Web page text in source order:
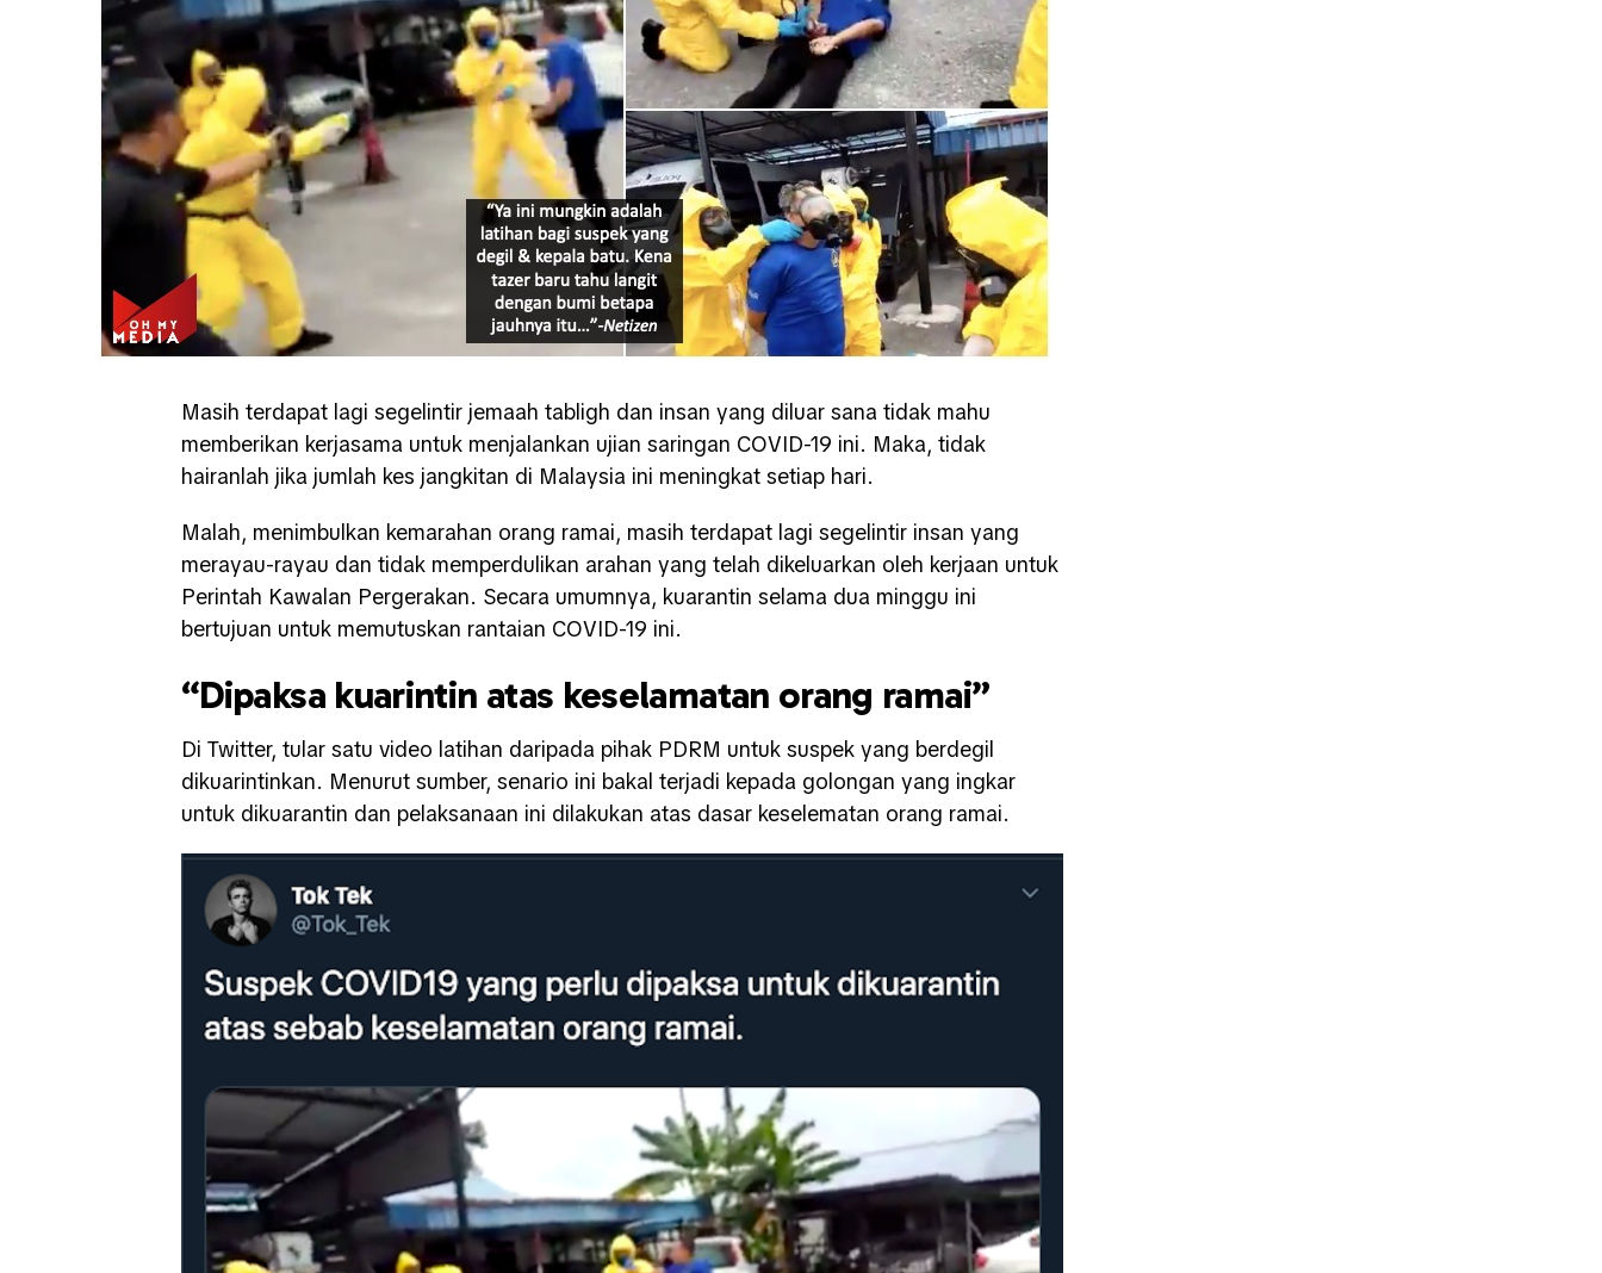
Masih terdapat lagi segelintir jemaah tabligh dan insan yang diluar sana tidak mahu
memberikan kerjasama untuk menjalankan ujian saringan COVID-19 ini. Maka, tidak
hairanlah jika jumlah kes jangkitan di Malaysia ini meningkat setiap hari.
Malah, menimbulkan kemarahan orang ramai, masih terdapat lagi segelintir insan yang
merayau-rayau dan tidak memperdulikan arahan yang telah dikeluarkan oleh kerjaan untuk
Perintah Kawalan Pergerakan. Secara umumnya, kuarantin selama dua minggu ini
bertujuan untuk memutuskan rantaian COVID-19 ini.
“Dipaksa kuarintin atas keselamatan orang ramai”
Di Twitter, tular satu video latihan daripada pihak PDRM untuk suspek yang berdegil
dikuarintinkan. Menurut sumber, senario ini bakal terjadi kepada golongan yang ingkar
untuk dikuarantin dan pelaksanaan ini dilakukan atas dasar keselematan orang ramai.